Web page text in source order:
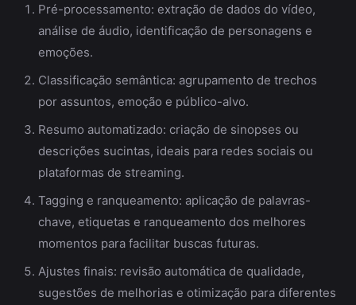
Pré-processamento: extração de dados do vídeo,
análise de áudio, identificação de personagens e
emoções.
Classificação semântica: agrupamento de trechos
por assuntos, emoção e público-alvo.
Resumo automatizado: criação de sinopses ou
descrições sucintas, ideais para redes sociais ou
plataformas de streaming.
Tagging e ranqueamento: aplicação de palavras-
chave, etiquetas e ranqueamento dos melhores
momentos para facilitar buscas futuras.
Ajustes finais: revisão automática de qualidade,
sugestões de melhorias e otimização para diferentes